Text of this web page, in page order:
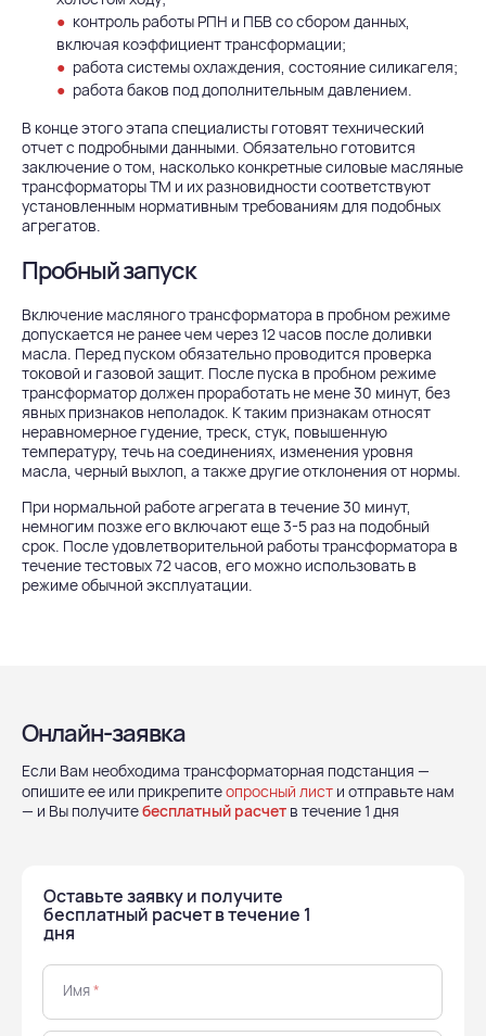
контроль работы РПН и ПБВ со сбором данных,
включая коэффициент трансформации;
работа системы охлаждения, состояние силикагеля;
работа баков под дополнительным давлением.
В конце этого этапа специалисты готовят технический
отчет с подробными данными. Обязательно готовится
заключение о том, насколько конкретные силовые масляные
трансформаторы ТМ и их разновидности соответствуют
установленным нормативным требованиям для подобных
агрегатов.
Пробный запуск
Включение масляного трансформатора в пробном режиме
допускается не ранее чем через 12 часов после доливки
масла. Перед пуском обязательно проводится проверка
токовой и газовой защит. После пуска в пробном режиме
трансформатор должен проработать не мене 30 минут, без
явных признаков неполадок. К таким признакам относят
неравномерное гудение, треск, стук, повышенную
температуру, течь на соединениях, изменения уровня
масла, черный выхлоп, а также другие отклонения от нормы.
При нормальной работе агрегата в течение 30 минут,
немногим позже его включают еще 3-5 раз на подобный
срок. После удовлетворительной работы трансформатора в
течение тестовых 72 часов, его можно использовать в
режиме обычной эксплуатации.
Онлайн-заявка
Если Вам необходима трансформаторная подстанция —
опишите ее или прикрепитеопросный лист и отправьте нам
— и Вы получитебесплатный расчет в течение 1 дня
Оставьте заявку и получите
бесплатный расчет в течение 1
дня
Имя*